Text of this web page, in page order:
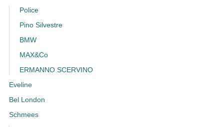
Police
Pino Silvestre
BMW
MAX&Co
ERMANNO SCERVINO
Eveline
Bel London
Schmees